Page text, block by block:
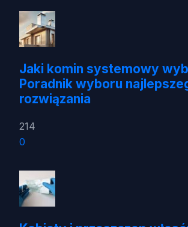
Jaki komin systemowy
Poradnik wyboru
rozwiązania
214
0